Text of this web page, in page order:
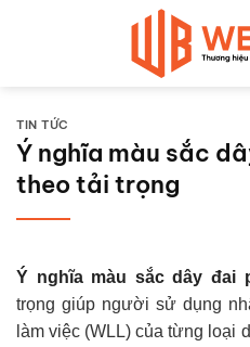
TIN TỨC
Ý nghĩa màu sắc
theo tải trọng
Ý nghĩa màu sắc dây đai
trọng giúp người sử dụng
làm việc (WLL) của từng loại